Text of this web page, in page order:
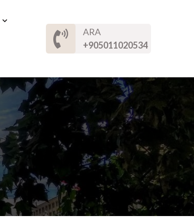
ARA
+905011020534